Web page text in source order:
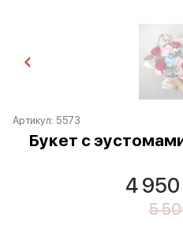
Артикул: 5573
Букет с
4 950
5